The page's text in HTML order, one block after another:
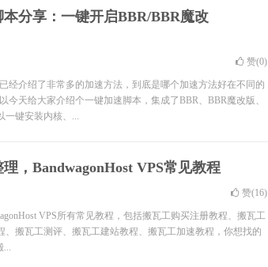
分享：一键开启BBR/BBR魔改
赞(0)
经介绍了非常多的加速方法，到底是哪个加速方法好在不同的
今天给大家介绍个一键加速脚本，集成了BBR、BBR魔改版、
一键安装内核、...
，BandwagonHost VPS常见教程
赞(16)
VPS所有常见教程，包括搬瓦工购买注册教程、搬瓦工
搬瓦工测评、搬瓦工建站教程、搬瓦工加速教程，你想找的
...